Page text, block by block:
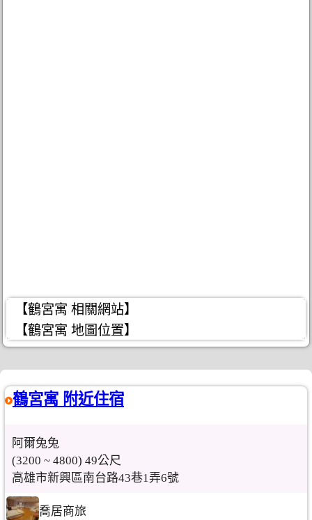
【鶴宮寓 相關網站】
【鶴宮寓 地圖位置】
鶴宮寓 附近住宿
阿爾兔兔
(3200 ~ 4800) 49公尺
高雄市新興區南台路43巷1弄6號
喬居商旅